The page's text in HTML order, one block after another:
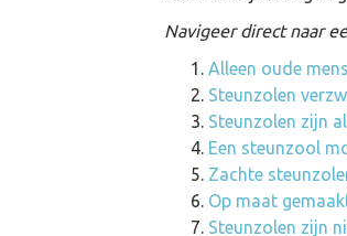
Navigeer direct naar
Alleen oude
Steunzolen
Steunzolen zijn
Een steunzool
Zachte
Op maat
Steunzolen zijn